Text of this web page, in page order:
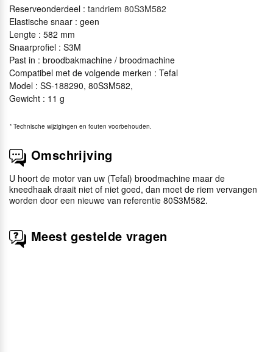
Reserveonderdeel : tandriem 80S3M582
Elastische snaar : geen
Lengte : 582 mm
Snaarprofiel : S3M
Past in : broodbakmachine / broodmachine
Compatibel met de volgende merken : Tefal
Model : SS-188290, 80S3M582,
Gewicht : 11 g
* Technische wijzigingen en fouten voorbehouden.
Omschrijving
U hoort de motor van uw (Tefal) broodmachine maar de
kneedhaak draait niet of niet goed, dan moet de riem vervangen
worden door een nieuwe van referentie 80S3M582.
Meest gestelde vragen